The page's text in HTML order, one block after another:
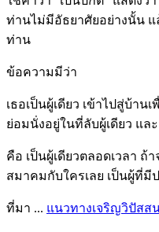
ท่านไม่มีอัธยาศัยอย่างนั้น
ท่าน
ข้อความมีว่า
เธอเป็นผู้เดียว เข้าไปสู่บ้าน
ย่อมนั่งอยู่ในที่ลับผู้เดียว แล
คือ เป็นผู้เดียวตลอดเวลา
สมาคมกับใครเลย เป็นผู้ที่มี
ที่มา ... แนวทางเจริญวิปัสส